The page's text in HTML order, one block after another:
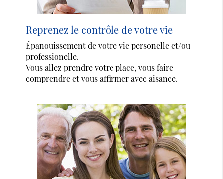
Reprenez le contrôle de votre vie
Épanouissement de votre vie personelle et/ou
professionelle.
Vous allez prendre votre place, vous faire
comprendre et vous affirmer avec aisance.